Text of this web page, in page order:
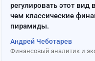
регулировать этот
чем классические
пирамиды.
Андрей Чеботарев
Финансовый аналитик и